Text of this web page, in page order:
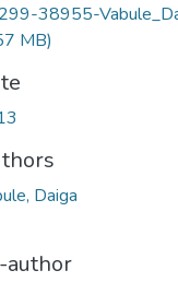
299-38955-
MB)
Daiga
author